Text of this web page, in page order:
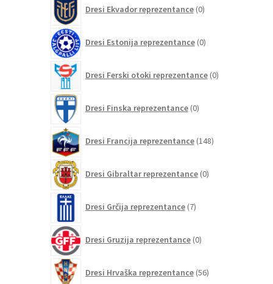
Dresi Ekvador reprezentance 0izdelkov
Dresi Estonija reprezentance 0izdelkov
Dresi Ferski otoki reprezentance 0izdelkov
Dresi Finska reprezentance 0izdelkov
Dresi Francija reprezentance 148izdelkov
Dresi Gibraltar reprezentance 0izdelkov
Dresi Grčija reprezentance 7izdelkov
Dresi Gruzija reprezentance 0izdelkov
Dresi Hrvaška reprezentance 56izdelkov